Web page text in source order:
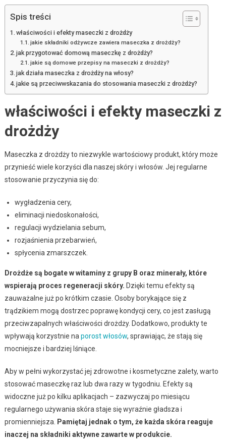
Spis treści
właściwości i efekty maseczki z drożdży
jakie składniki odżywcze zawiera maseczka z drożdży?
jak przygotować domową maseczkę z drożdży?
jakie są domowe przepisy na maseczki z drożdży?
jak działa maseczka z drożdży na włosy?
jakie są przeciwwskazania do stosowania maseczki z drożdży?
właściwości i efekty maseczki z
drożdży
Maseczka z drożdży to niezwykle wartościowy produkt, który może
przynieść wiele korzyści dla naszej skóry i włosów. Jej regularne
stosowanie przyczynia się do:
wygładzenia cery,
eliminacji niedoskonałości,
regulacji wydzielania sebum,
rozjaśnienia przebarwień,
spłycenia zmarszczek.
Drożdże są bogate w witaminy z grupy B oraz minerały, które
wspierają proces regeneracji skóry. Dzięki temu efekty są
zauważalne już po krótkim czasie. Osoby borykające się z
trądzikiem mogą dostrzec poprawę kondycji cery, co jest zasługą
przeciwzapalnych właściwości drożdży. Dodatkowo, produkty te
wpływają korzystnie na porost włosów, sprawiając, że stają się
mocniejsze i bardziej lśniące.
Aby w pełni wykorzystać jej zdrowotne i kosmetyczne zalety, warto
stosować maseczkę raz lub dwa razy w tygodniu. Efekty są
widoczne już po kilku aplikacjach – zazwyczaj po miesiącu
regularnego używania skóra staje się wyraźnie gładsza i
promienniejsza.
Pamiętaj jednak o tym, że każda skóra reaguje
inaczej na składniki aktywne zawarte w produkcie.